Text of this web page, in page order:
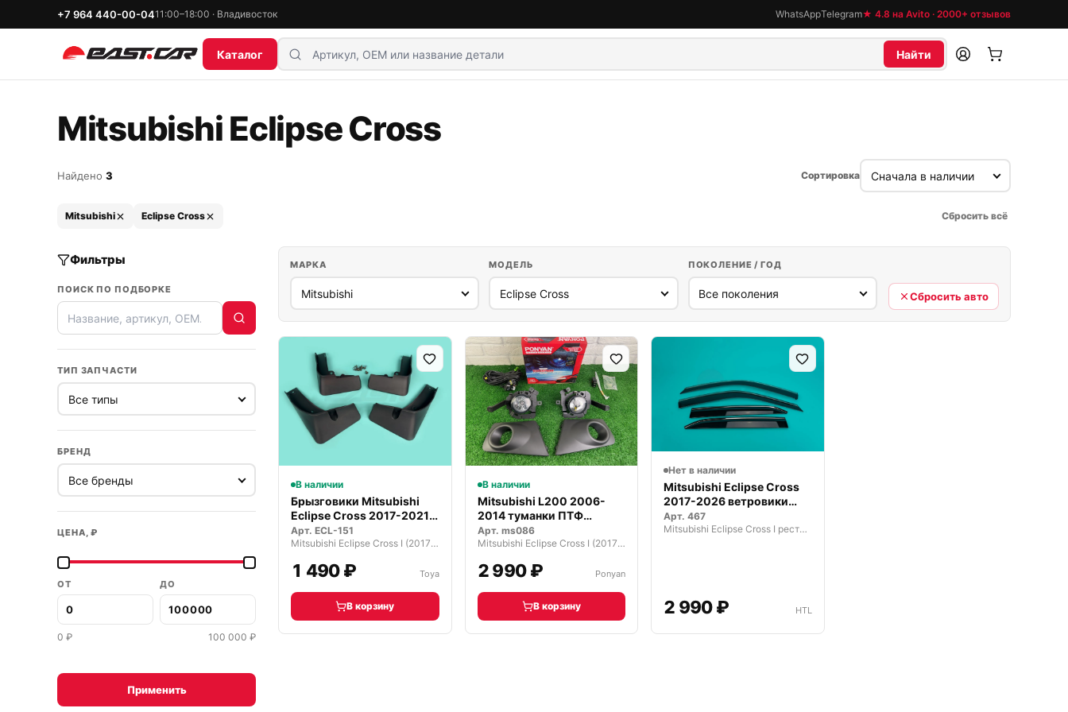
+7 964 440-00-0411:00–18:00 · Владивосток WhatsAppTelegram★ 4.8 на Avito · 2000+ отзывов
Каталог Найти
Mitsubishi Eclipse Cross
Найдено 3 Сортировка
Mitsubishi Eclipse Cross Сбросить всё
Фильтры
ПОИСК ПО ПОДБОРКЕ
ТИП ЗАПЧАСТИ
БРЕНД
ЦЕНА, ₽
ОТ ДО
0 ₽ 100 000 ₽
Применить
МАРКА МОДЕЛЬ ПОКОЛЕНИЕ / ГОД
Сбросить авто
В наличии
Брызговики Mitsubishi
Eclipse Cross 2017-2021
г.
Арт. ECL-151
Mitsubishi Eclipse Cross I (2017—2022)
1 490 ₽ Toya
В корзину
В наличии
Mitsubishi L200 2006-
2014 туманки ПТФ
комплект
Арт. ms086
Mitsubishi Eclipse Cross I (2017—2022)
2 990 ₽ Ponyan
В корзину
Нет в наличии
Mitsubishi Eclipse Cross
2017-2026 ветровики
дефл…
Арт. 467
Mitsubishi Eclipse Cross I рестайлинг (2020—2026)
2 990 ₽ HTL